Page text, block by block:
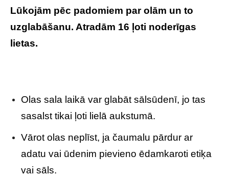
Lūkojām pēc padomiem par olām un to
uzglabāšanu. Atradām 16 ļoti noderīgas
lietas.
Olas sala laikā var glabāt sālsūdenī, jo tas
sasalst tikai ļoti lielā aukstumā.
Vārot olas neplīst, ja čaumalu pārdur ar
adatu vai ūdenim pievieno ēdamkaroti etiķa
vai sāls.